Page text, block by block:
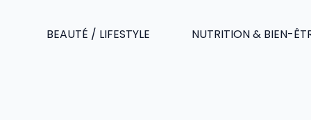
BEAUTÉ / LIFESTYLE NUTRITION & BIEN-